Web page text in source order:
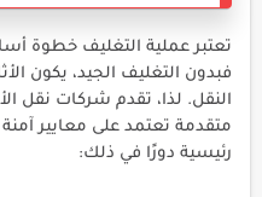
تعتبر عملية التغليف خطوة
فبدون التغليف الجيد، يكون
النقل. لذا، تقدم شركات نقل
متقدمة تعتمد على معايير
رئيسية دورًا في ذلك: